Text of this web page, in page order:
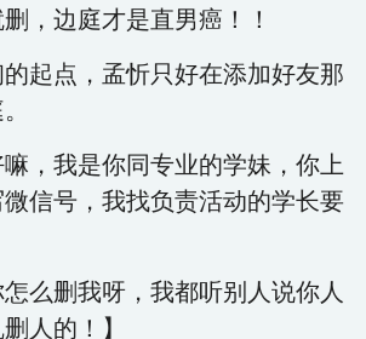
，边庭才是直男癌！！
起点，孟忻只好在添加好友那
，我是你同专业的学妹，你上
信号，我找负责活动的学长要
么删我呀，我都听别人说你人
人的！】